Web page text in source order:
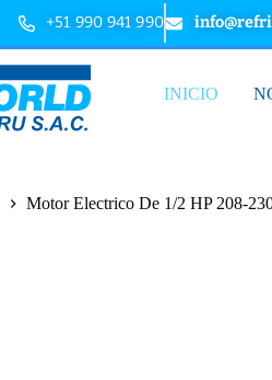
+51 990 941 990
INICIO
Motor Electrico De 1/2 HP 208-